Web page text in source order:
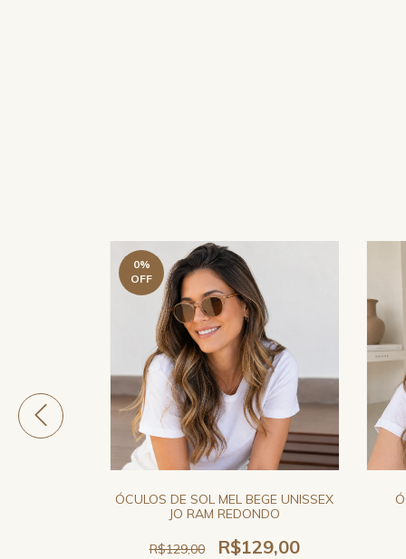
0%
OFF
ÓCULOS DE SOL MEL BEGE UNISSEX
JO RAM REDONDO
R$129,00 R$129,00